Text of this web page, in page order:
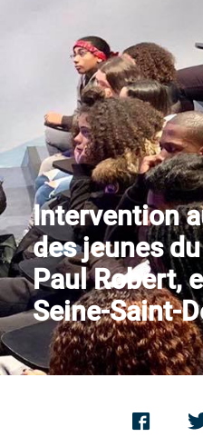
Our actions
Resources
Support us
Contact us
Intervention
des jeunes
Paul Robert,
Seine-Saint-